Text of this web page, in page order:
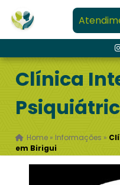
Clínica
Home » Informações »
em Birigui